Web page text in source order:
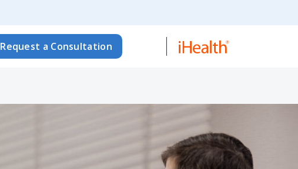
Request a Consultation